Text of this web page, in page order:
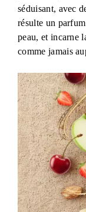
séduisant, avec
résulte un
peau, et incarne
comme jamais